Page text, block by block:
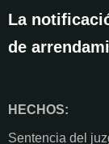
La
de
HECHOS:
Sentencia del